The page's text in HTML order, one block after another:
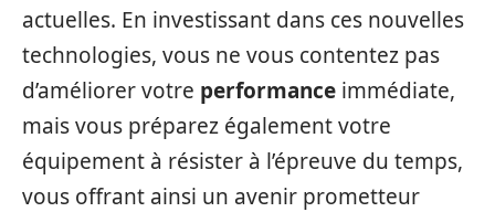
actuelles. En investissant dans ces nouvelles
technologies, vous ne vous contentez pas
d’améliorer votre performance immédiate,
mais vous préparez également votre
équipement à résister à l’épreuve du temps,
vous offrant ainsi un avenir prometteur